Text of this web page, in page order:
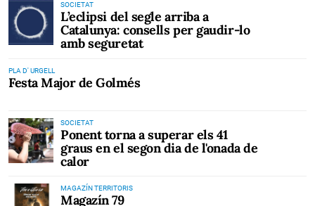
SOCIETAT
L’eclipsi del segle arriba a
Catalunya: consells per gaudir-lo
amb seguretat
PLA D' URGELL
Festa Major de Golmés
SOCIETAT
Ponent torna a superar els 41
graus en el segon dia de l'onada de
calor
MAGAZÍN TERRITORIS
Magazín 79